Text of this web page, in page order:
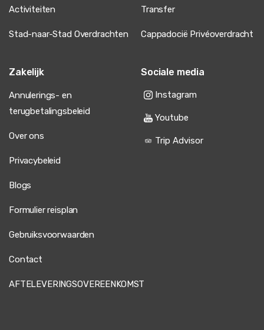
Activiteiten
Transfer
Stad-naar-Stad Overdrachten Cappadocië Privéoverdracht
Zakelijk
Annulerings- en
terugbetalingsbeleid
Over ons
Privacybeleid
Blogs
Formulier reisplan
Gebruiksvoorwaarden
Contact
AFTELEVERINGSOVEREENKOMST
Sociale media
Instagram
Youtube
Trip Advisor